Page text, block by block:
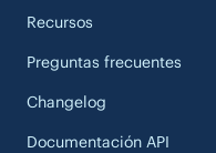
Recursos
Preguntas frecuentes
Changelog
Documentación API